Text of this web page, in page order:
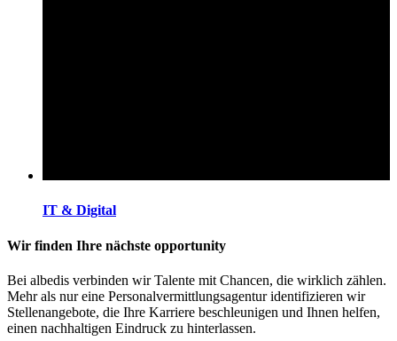
IT & Digital
Wir finden Ihre nächste opportunity
Bei albedis verbinden wir Talente mit Chancen, die wirklich zählen.
Mehr als nur eine Personalvermittlungsagentur identifizieren wir
Stellenangebote, die Ihre Karriere beschleunigen und Ihnen helfen,
einen nachhaltigen Eindruck zu hinterlassen.